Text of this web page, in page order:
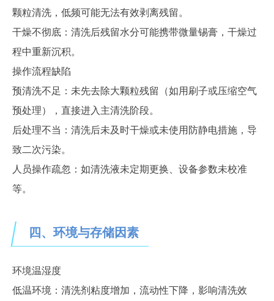
颗粒清洗，低频可能无法有效剥离残留。
干燥不彻底：清洗后残留水分可能携带微量锡膏，干燥过
程中重新沉积。
操作流程缺陷
预清洗不足：未先去除大颗粒残留（如用刷子或压缩空气
预处理），直接进入主清洗阶段。
后处理不当：清洗后未及时干燥或未使用防静电措施，导
致二次污染。
人员操作疏忽：如清洗液未定期更换、设备参数未校准
等。
四、环境与存储因素
环境温湿度
低温环境：清洗剂粘度增加，流动性下降，影响清洗效